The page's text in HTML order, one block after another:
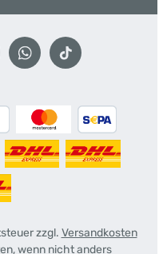
zzgl. Versandkosten
wenn nicht anders